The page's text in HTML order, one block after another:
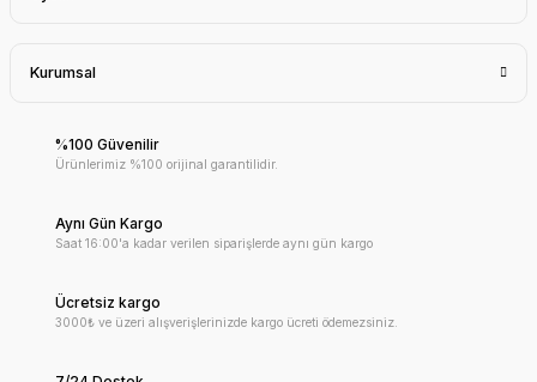
Kurumsal
%100 Güvenilir
Ürünlerimiz %100 orijinal garantilidir.
Aynı Gün Kargo
Saat 16:00'a kadar verilen siparişlerde aynı gün kargo
Ücretsiz kargo
3000₺ ve üzeri alışverişlerinizde kargo ücreti ödemezsiniz.